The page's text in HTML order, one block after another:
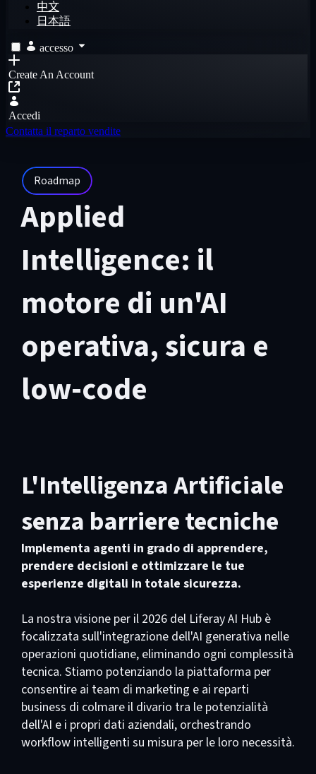
中文
日本語
accesso
Create An Account
Accedi
Contatta il reparto vendite
Roadmap
Applied
Intelligence: il
motore di un'AI
operativa, sicura e
low-code
L'Intelligenza Artificiale
senza barriere tecniche
Implementa agenti in grado di apprendere,
prendere decisioni e ottimizzare le tue
esperienze digitali in totale sicurezza.
La nostra visione per il 2026 del Liferay AI Hub è
focalizzata sull'integrazione dell'AI generativa nelle
operazioni quotidiane, eliminando ogni complessità
tecnica. Stiamo potenziando la piattaforma per
consentire ai team di marketing e ai reparti
business di colmare il divario tra le potenzialità
dell'AI e i propri dati aziendali, orchestrando
workflow intelligenti su misura per le loro necessità.